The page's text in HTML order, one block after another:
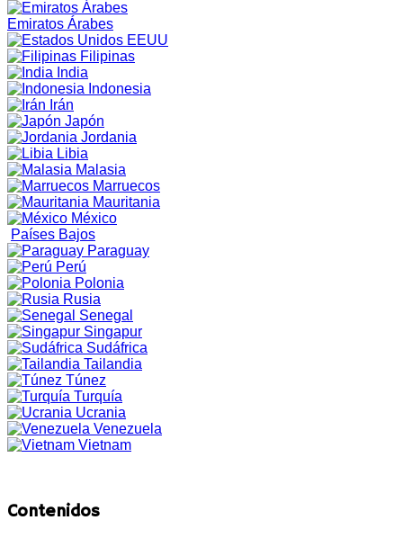
Emiratos Árabes
EEUU
Filipinas
India
Indonesia
Irán
Japón
Jordania
Libia
Malasia
Marruecos
Mauritania
México
Países Bajos
Paraguay
Perú
Polonia
Rusia
Senegal
Singapur
Sudáfrica
Tailandia
Túnez
Turquía
Ucrania
Venezuela
Vietnam
Contenidos